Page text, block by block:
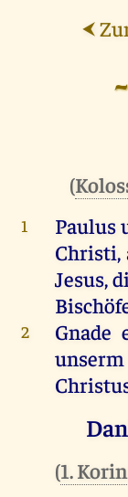
⮜
(
1
Paulus
Christi,
Jesus,
2
Gnade
unserm
(1.